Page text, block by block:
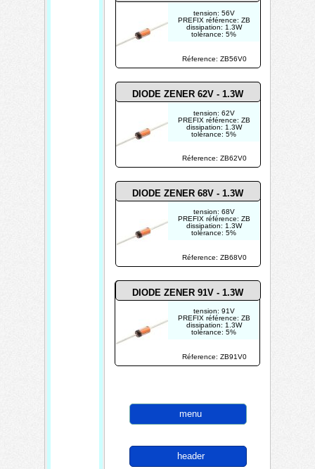
Réference: ZB56V0
tension: 56V
PREFIX référence: ZB
dissipation: 1.3W
tolérance: 5%
DIODE ZENER 62V - 1.3W
DIODE ZENER 68V - 1.3W
tension: 62V
PREFIX référence: ZB
dissipation: 1.3W
tolérance: 5%
tension: 68V
PREFIX référence: ZB
dissipation: 1.3W
tolérance: 5%
Réference: ZB62V0
Réference: ZB68V0
tension: 91V
PREFIX référence: ZB
dissipation: 1.3W
tolérance: 5%
Réference: ZB91V0
DIODE ZENER 91V - 1.3W
menu
header